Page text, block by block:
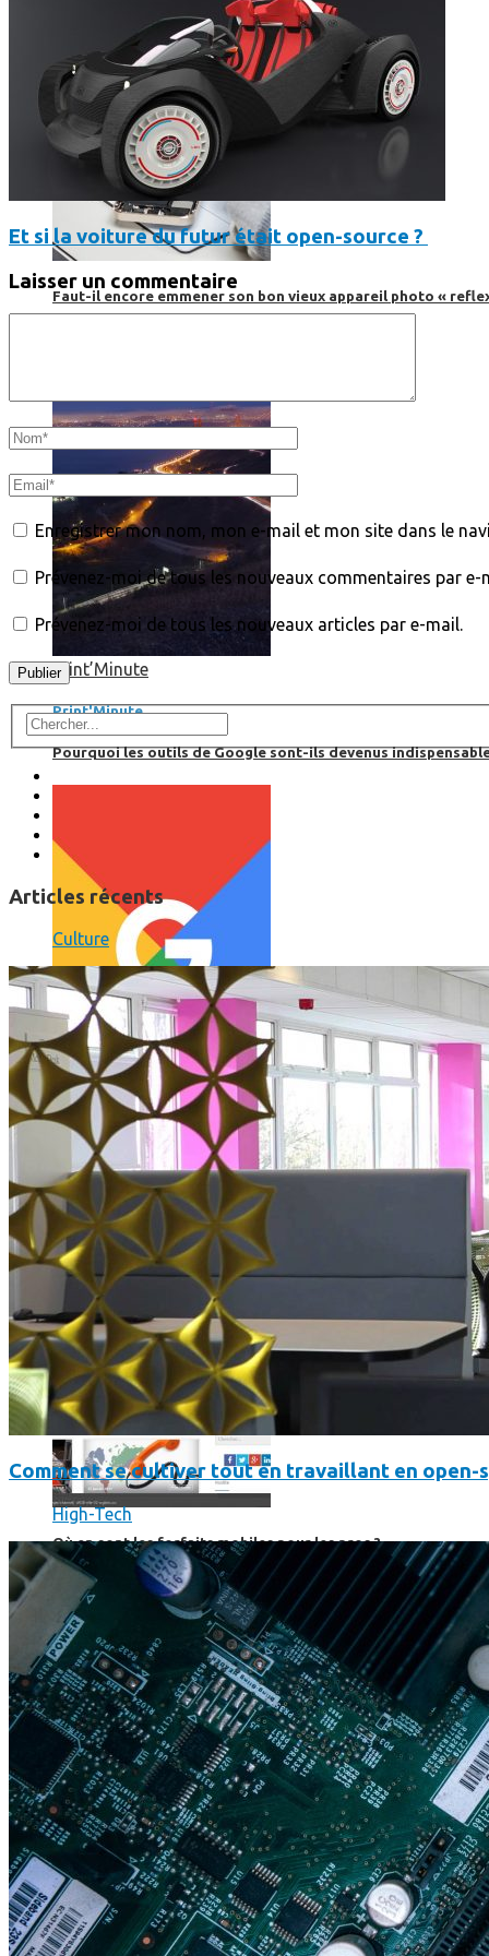
Faut-il encore emmener son bon vieux appareil photo «
Print’Minute
Print'Minute
Pourquoi les outils de Google sont-ils devenus
Comment utiliser « Photoshop » gratuitement et légalement
Où en sont les forfaits mobiles pour les pros ?
SmartPhone
Et si la voiture du futur était open-source ?
Laisser un commentaire
Enregistrer mon nom, mon e-mail et mon site dans le
Prévenez-moi de tous les nouveaux commentaires par e-
Prévenez-moi de tous les nouveaux articles par e-mail.
Articles récents
Culture
Comment se cultiver tout en travaillant en open-
High-Tech